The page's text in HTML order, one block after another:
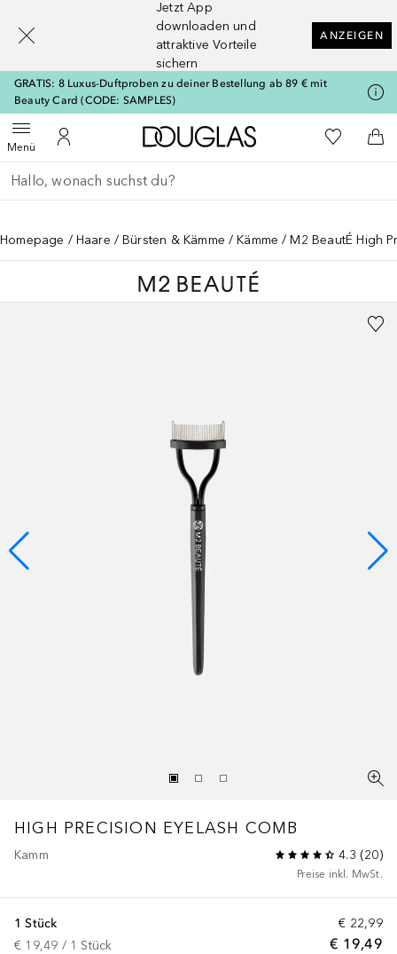
Jetzt App
downloaden und
attraktive Vorteile
sichern
ANZEIGEN
GRATIS: 8 Luxus-Duftproben zu deiner Bestellung ab 89 € mit
Beauty Card (CODE: SAMPLES)
MenüMenü öffnenZu Meinem Kundenkonto
Zur Douglas Startseite
Zu Meiner
Gehe zurück
Suche ausführen
Homepage Haare Bürsten & Kämme Kämme M2 BeautÉ High
HIGH PRECISION EYELASH COMB
Kamm 4.3 (20)
Preise inkl. MwSt.
€ 22,99
€ 19,49
1 Stück
€ 19,49 / 1 Stück
[navigation.slideout.screenreader]